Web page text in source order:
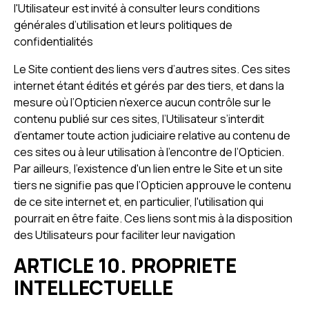
l'Utilisateur est invité à consulter leurs conditions
générales d’utilisation et leurs politiques de
confidentialités
Le Site contient des liens vers d’autres sites. Ces sites
internet étant édités et gérés par des tiers, et dans la
mesure où l’Opticien n’exerce aucun contrôle sur le
contenu publié sur ces sites, l’Utilisateur s’interdit
d’entamer toute action judiciaire relative au contenu de
ces sites ou à leur utilisation à l’encontre de l’Opticien.
Par ailleurs, l'existence d'un lien entre le Site et un site
tiers ne signifie pas que l’Opticien approuve le contenu
de ce site internet et, en particulier, l'utilisation qui
pourrait en être faite. Ces liens sont mis à la disposition
des Utilisateurs pour faciliter leur navigation
ARTICLE 10. PROPRIETE
INTELLECTUELLE